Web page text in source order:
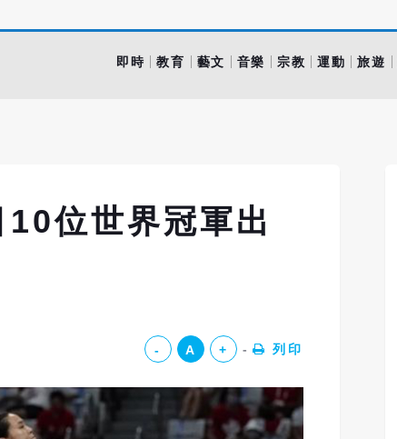
即時 教育 藝文 音樂 宗教 運動 旅遊
10位世界冠軍出
- A + 列印